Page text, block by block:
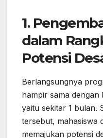
1.
dalam
Potensi
Berlangsungnya
hampir sama
yaitu sekitar 1 bulan.
tersebut, mahasiswa
memajukan potensi